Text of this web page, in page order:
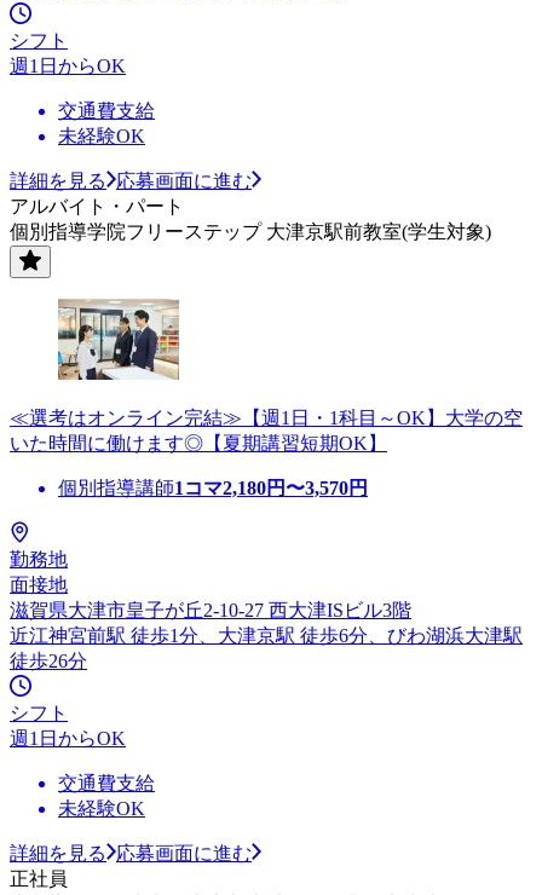
シフト
週1日からOK
交通費支給
未経験OK
詳細を見る
応募画面に進む
アルバイト・パート
個別指導学院フリーステップ 大津京駅前教室(学生対象)
≪選考はオンライン完結≫【週1日・1科目～OK】大学の空
いた時間に働けます◎【夏期講習短期OK】
個別指導講師1コマ2,180円〜3,570円
勤務地
面接地
滋賀県大津市皇子が丘2-10-27 西大津ISビル3階
近江神宮前駅 徒歩1分、大津京駅 徒歩6分、びわ湖浜大津駅
徒歩26分
シフト
週1日からOK
交通費支給
未経験OK
詳細を見る
応募画面に進む
正社員